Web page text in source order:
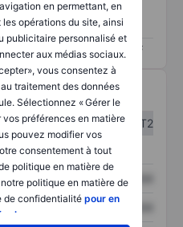
en permettant, en
opérations du site, ainsi
publicitaire personnalisé et
aux médias sociaux.
vous consentez à
traitement des données
Sélectionnez « Gérer le
préférences en matière
pouvez modifier vos
consentement à tout
politique en matière de
politique en matière de
de confidentialitépour en
plus
ESG (en anglais)
/
T1
T2
XXXXXXX XXXXXXX
XXXXXXX